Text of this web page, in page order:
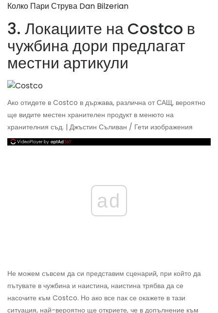
Колко Пари Струва Dan Bilzerian
3. Локациите на Costco в
чужбина дори предлагат
местни артикули
Ако отидете в Costco в държава, различна от САЩ, вероятно
ще видите местен хранителен продукт в менюто на
хранителния съд. | Джъстин Съливан / Гети изображения
ad
Не можем съвсем да си представим сценарий, при който да
пътувате в чужбина и наистина, наистина трябва да се
насочите към Costco. Но ако все пак се окажете в тази
ситуация, най-вероятно ще откриете, че в допълнение към